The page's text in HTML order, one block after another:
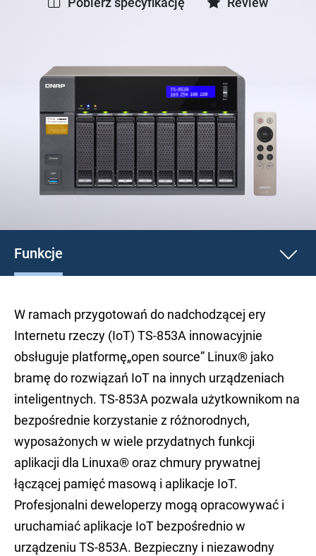
Funkcje
W ramach przygotowań do nadchodzącej ery
Internetu rzeczy (IoT) TS-853A innowacyjnie
obsługuje platformę„open source” Linux® jako
bramę do rozwiązań IoT na innych urządzeniach
inteligentnych. TS-853A pozwala użytkownikom na
bezpośrednie korzystanie z różnorodnych,
wyposażonych w wiele przydatnych funkcji
aplikacji dla Linuxa® oraz chmury prywatnej
łączącej pamięć masową i aplikacje IoT.
Profesjonalni deweloperzy mogą opracowywać i
uruchamiać aplikacje IoT bezpośrednio w
urządzeniu TS-853A. Bezpieczny i niezawodny